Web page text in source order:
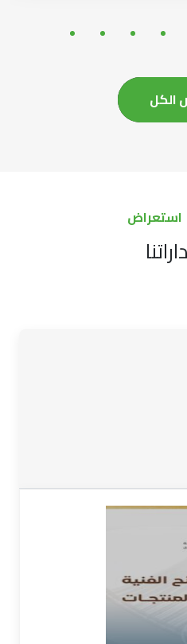
الكل
استعراض